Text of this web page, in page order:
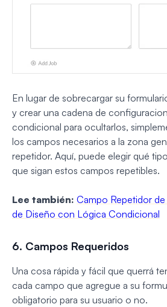
En lugar de sobrecargar su
y crear una cadena de
condicional para ocultarlos,
los campos necesarios a la zona
repetidor. Aquí, puede elegir qué
que sigan estos campos repetibles.
Lee también: Campo Repetidor
de Diseño con Lógica Condicional
6. Campos Requeridos
Una cosa rápida y fácil que querrá
cada campo que agregue a su
obligatorio para su usuario o no.